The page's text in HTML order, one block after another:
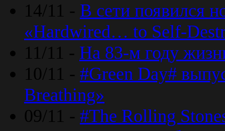
14/11 - В сети появился
«Hardwired… to Self-
11/11 - На 83-м году
10/11 - #Green Day#
Breathing»
09/11 - #The Rolling